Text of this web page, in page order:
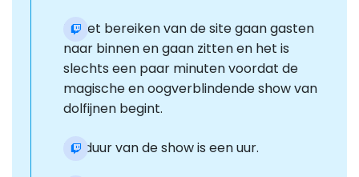
Bij het bereiken van de site gaan gasten
naar binnen en gaan zitten en het is
slechts een paar minuten voordat de
magische en oogverblindende show van
dolfijnen begint.
De duur van de show is een uur.